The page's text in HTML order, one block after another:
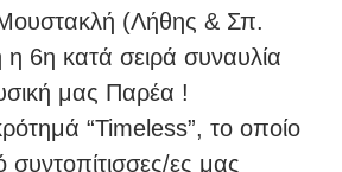
(Λήθης & Σπ.
η 6η κατά σειρά συναυλία
μας Παρέα !
“Timeless”, το οποίο
συντοπίτισσες/ες μας